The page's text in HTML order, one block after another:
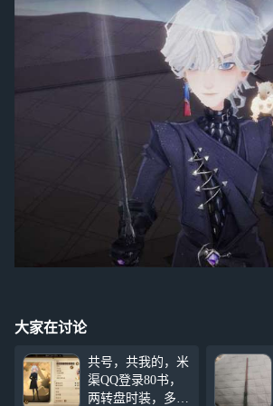
大家在讨论
共号，共我的，米
渠QQ登录80书，
两转盘时装，多早